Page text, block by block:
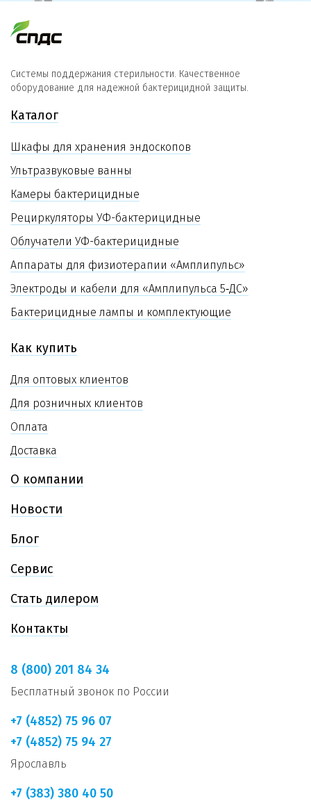
Системы поддержания стерильности. Качественное
оборудование для надежной бактерицидной защиты.
Каталог
Шкафы для хранения эндоскопов
Ультразвуковые ванны
Камеры бактерицидные
Рециркуляторы УФ-бактерицидные
Облучатели УФ-бактерицидные
Аппараты для физиотерапии «Амплипульс»
Электроды и кабели для «Амплипульса 5‑ДС»
Бактерицидные лампы и комплектующие
Как купить
Для оптовых клиентов
Для розничных клиентов
Оплата
Доставка
О компании
Новости
Блог
Сервис
Стать дилером
Контакты
8 (800) 201 84 34
Бесплатный звонок по России
+7 (4852) 75 96 07
+7 (4852) 75 94 27
Ярославль
+7 (383) 380 40 50